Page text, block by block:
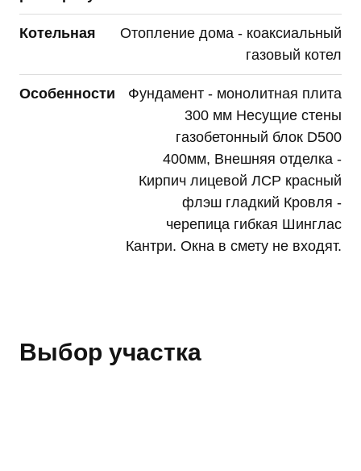
Котельная
Отопление дома - коаксиальный
газовый котел
Особенности
Фундамент - монолитная плита
300 мм Несущие стены
газобетонный блок D500
400мм, Внешняя отделка -
Кирпич лицевой ЛСР красный
флэш гладкий Кровля -
черепица гибкая Шинглас
Кантри. Окна в смету не входят.
Выбор участка